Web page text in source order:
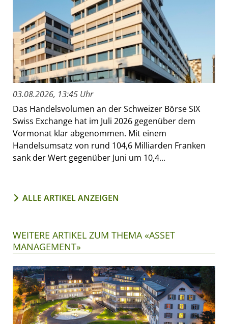
03.08.2026, 13:45 Uhr
Das Handelsvolumen an der Schweizer Börse SIX
Swiss Exchange hat im Juli 2026 gegenüber dem
Vormonat klar abgenommen. Mit einem
Handelsumsatz von rund 104,6 Milliarden Franken
sank der Wert gegenüber Juni um 10,4...
ALLE ARTIKEL ANZEIGEN
WEITERE ARTIKEL ZUM THEMA «ASSET
MANAGEMENT»